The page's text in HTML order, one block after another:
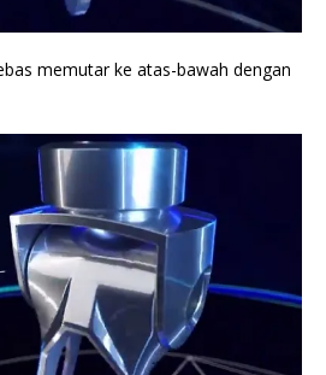
memutar ke atas-bawah dengan